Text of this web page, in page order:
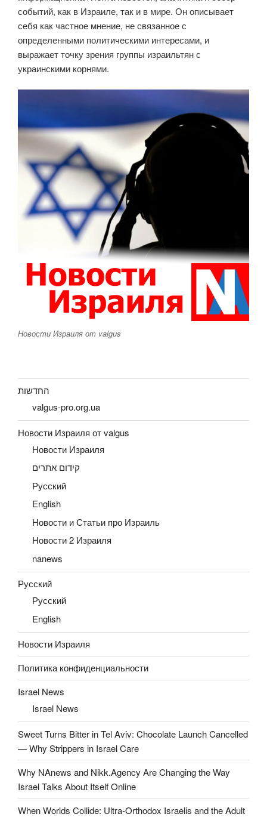
событий, как в Израиле, так и в мире. Он описывает
себя как частное мнение, не связанное с
определенными политическими интересами, и
выражает точку зрения группы израильтян с
украинскими корнями.
Новости Израиля от valgus
החדשות
valgus-pro.org.ua
Новости Израиля от valgus
Новости Израиля
קידום אתרים
Русский
English
Новости и Статьи про Израиль
Новости 2 Израиля
nanews
Русский
Русский
English
Новости Израиля
Политика конфиденциальности
Israel News
Israel News
Sweet Turns Bitter in Tel Aviv: Chocolate Launch Cancelled
— Why Strippers in Israel Care
Why NAnews and Nikk.Agency Are Changing the Way
Israel Talks About Itself Online
When Worlds Collide: Ultra-Orthodox Israelis and the Adult